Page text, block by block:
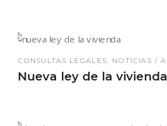
CONSULTAS LEGALES NOTICIAS
Nueva ley de la vivienda